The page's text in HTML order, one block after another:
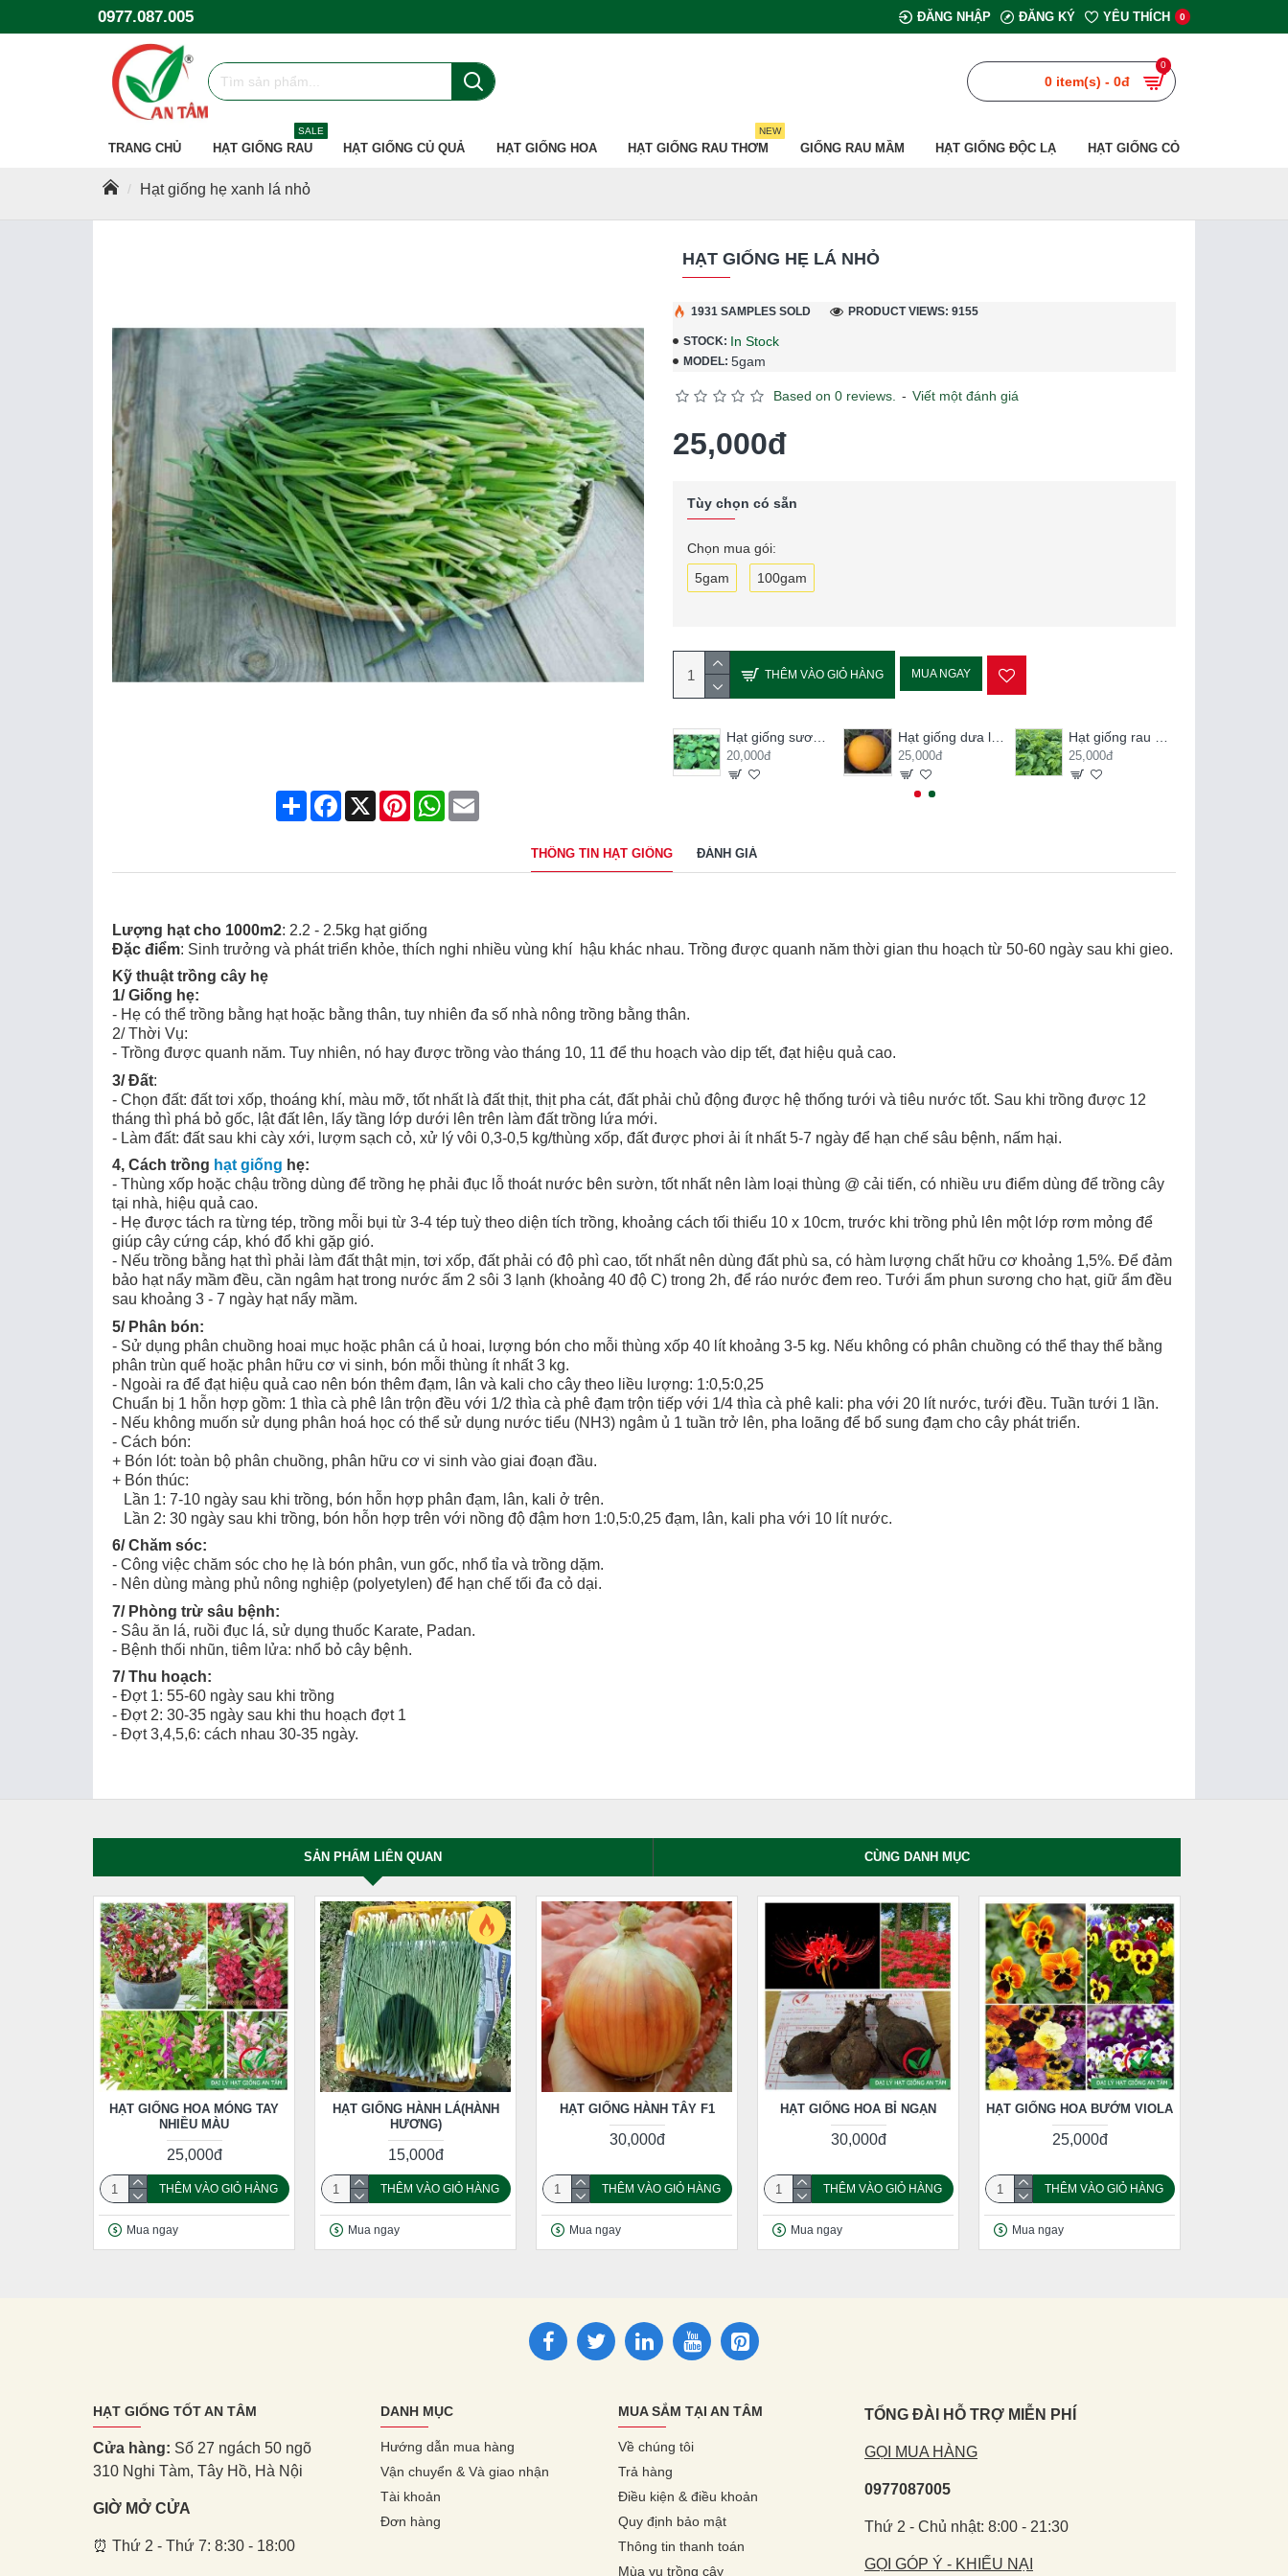
0977.087.005 ĐĂNG NHẬP ĐĂNG KÝ YÊU THÍCH 0
0 item(s) - 0đ
0
TRANG CHỦ HẠT GIỐNG RAU
SALE
HẠT GIỐNG CỦ QUẢ HẠT GIỐNG HOA HẠT GIỐNG RAU THƠM
NEW
GIỐNG RAU MẦM HẠT GIỐNG ĐỘC LẠ HẠT GIỐNG CỎ
Hạt giống hẹ xanh lá nhỏ
Share Facebook
X PinterestWhatsApp
HẠT GIỐNG HẸ LÁ NHỎ
STOCK: In Stock
MODEL: 5gam
1931 SAMPLES SOLD PRODUCT VIEWS: 9155
Based on 0 reviews. - Viết một đánh giá
25,000đ
Tùy chọn có sẵn
Chọn mua gói:
5gam
100gam
THÊM VÀO GIỎ HÀNG MUA NGAY
20,000đ
Hạt giống dưa lê kim hoàng hậu
25,000đ 25,000đ
THÔNG TIN HẠT GIỐNG ĐÁNH GIÁ
Lượng hạt cho 1000m2: 2.2 - 2.5kg hạt giống
Đặc điểm: Sinh trưởng và phát triển khỏe, thích nghi nhiều vùng khí hậu khác nhau. Trồng được quanh năm thời gian thu hoạch từ 50-60 ngày sau khi gieo.
Kỹ thuật trồng cây hẹ
1/ Giống hẹ:
- Hẹ có thể trồng bằng hạt hoặc bằng thân, tuy nhiên đa số nhà nông trồng bằng thân.
2/ Thời Vụ:
- Trồng được quanh năm. Tuy nhiên, nó hay được trồng vào tháng 10, 11 để thu hoạch vào dịp tết, đạt hiệu quả cao.
3/ Đất:
- Chọn đất: đất tơi xốp, thoáng khí, màu mỡ, tốt nhất là đất thịt, thịt pha cát, đất phải chủ động được hệ thống tưới và tiêu nước tốt. Sau khi trồng được 12
tháng thì phá bỏ gốc, lật đất lên, lấy tầng lớp dưới lên trên làm đất trồng lứa mới.
- Làm đất: đất sau khi cày xới, lượm sạch cỏ, xử lý vôi 0,3-0,5 kg/thùng xốp, đất được phơi ải ít nhất 5-7 ngày để hạn chế sâu bệnh, nấm hại.
4, Cách trồng hạt giống hẹ:
- Thùng xốp hoặc chậu trồng dùng để trồng hẹ phải đục lỗ thoát nước bên sườn, tốt nhất nên làm loại thùng @ cải tiến, có nhiều ưu điểm dùng để trồng cây
tại nhà, hiệu quả cao.
- Hẹ được tách ra từng tép, trồng mỗi bụi từ 3-4 tép tuỳ theo diện tích trồng, khoảng cách tối thiểu 10 x 10cm, trước khi trồng phủ lên một lớp rơm mỏng để
giúp cây cứng cáp, khó đổ khi gặp gió.
- Nếu trồng bằng hạt thì phải làm đất thật mịn, tơi xốp, đất phải có độ phì cao, tốt nhất nên dùng đất phù sa, có hàm lượng chất hữu cơ khoảng 1,5%. Để đảm
bảo hạt nẩy mầm đều, cần ngâm hạt trong nước ấm 2 sôi 3 lạnh (khoảng 40 độ C) trong 2h, để ráo nước đem reo. Tưới ẩm phun sương cho hạt, giữ ẩm đều
sau khoảng 3 - 7 ngày hạt nẩy mầm.
5/ Phân bón:
- Sử dụng phân chuồng hoai mục hoặc phân cá ủ hoai, lượng bón cho mỗi thùng xốp 40 lít khoảng 3-5 kg. Nếu không có phân chuồng có thể thay thế bằng
phân trùn quế hoặc phân hữu cơ vi sinh, bón mỗi thùng ít nhất 3 kg.
- Ngoài ra để đạt hiệu quả cao nên bón thêm đạm, lân và kali cho cây theo liều lượng: 1:0,5:0,25
Chuẩn bị 1 hỗn hợp gồm: 1 thìa cà phê lân trộn đều với 1/2 thìa cà phê đạm trộn tiếp với 1/4 thìa cà phê kali: pha với 20 lít nước, tưới đều. Tuần tưới 1 lần.
- Nếu không muốn sử dụng phân hoá học có thể sử dụng nước tiểu (NH3) ngâm ủ 1 tuần trở lên, pha loãng để bổ sung đạm cho cây phát triển.
- Cách bón:
+ Bón lót: toàn bộ phân chuồng, phân hữu cơ vi sinh vào giai đoạn đầu.
+ Bón thúc:
Lần 1: 7-10 ngày sau khi trồng, bón hỗn hợp phân đạm, lân, kali ở trên.
Lần 2: 30 ngày sau khi trồng, bón hỗn hợp trên với nồng độ đậm hơn 1:0,5:0,25 đạm, lân, kali pha với 10 lít nước.
6/ Chăm sóc:
- Công việc chăm sóc cho hẹ là bón phân, vun gốc, nhổ tỉa và trồng dặm.
- Nên dùng màng phủ nông nghiệp (polyetylen) để hạn chế tối đa cỏ dại.
7/ Phòng trừ sâu bệnh:
- Sâu ăn lá, ruồi đục lá, sử dụng thuốc Karate, Padan.
- Bệnh thối nhũn, tiêm lửa: nhổ bỏ cây bệnh.
7/ Thu hoạch:
- Đợt 1: 55-60 ngày sau khi trồng
- Đợt 2: 30-35 ngày sau khi thu hoạch đợt 1
- Đợt 3,4,5,6: cách nhau 30-35 ngày.
SẢN PHẨM LIÊN QUAN CÙNG DANH MỤC
HẠT GIỐNG HOA MÓNG TAY
NHIỀU MÀU
25,000đ
THÊM VÀO GIỎ HÀNG
Mua ngay
HẠT GIỐNG HÀNH LÁ(HÀNH
HƯƠNG)
15,000đ
THÊM VÀO GIỎ HÀNG
Mua ngay
HẠT GIỐNG HÀNH TÂY F1
30,000đ
THÊM VÀO GIỎ HÀNG
Mua ngay
HẠT GIỐNG HOA BỈ NGẠN
30,000đ
THÊM VÀO GIỎ HÀNG
Mua ngay
HẠT GIỐNG HOA BƯỚM VIOLA
25,000đ
THÊM VÀO GIỎ HÀNG
Mua ngay
HẠT GIỐNG TỐT AN TÂM
Cửa hàng: Số 27 ngách 50 ngõ
310 Nghi Tàm, Tây Hồ, Hà Nội
GIỜ MỞ CỬA
⏰ Thứ 2 - Thứ 7: 8:30 - 18:00
DANH MỤC
Hướng dẫn mua hàng
Vận chuyển & Và giao nhận
Tài khoản
Đơn hàng
MUA SẮM TẠI AN TÂM
Về chúng tôi
Trả hàng
Điều kiện & điều khoản
Quy định bảo mật
Thông tin thanh toán
Mùa vụ trồng cây
TỔNG ĐÀI HỖ TRỢ MIỄN PHÍ
GỌI MUA HÀNG
0977087005
Thứ 2 - Chủ nhật: 8:00 - 21:30
GỌI GÓP Ý - KHIẾU NẠI